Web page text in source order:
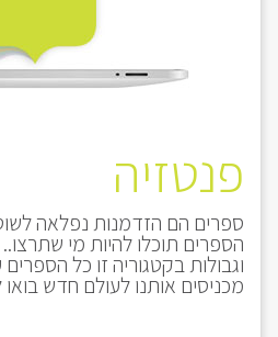
פנטזיה
ספרים הם הזדמנות נפלאה
הספרים תוכלו להיות מי
וגבולות בקטגוריה זו כל
מכניסים אותנו לעולם חדש בואו